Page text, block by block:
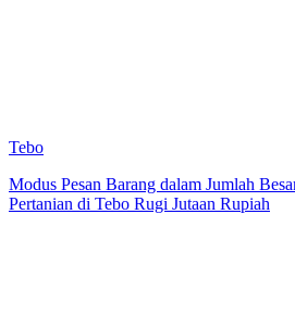
Tebo
Modus Pesan Barang dalam Jumlah
Pertanian di Tebo Rugi Jutaan Rupiah